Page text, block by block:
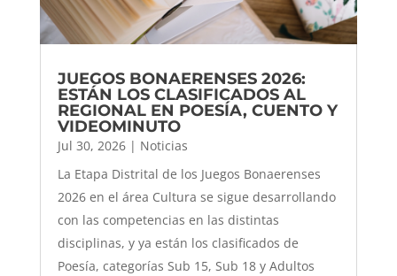
JUEGOS BONAERENSES 2026:
ESTÁN LOS CLASIFICADOS AL
REGIONAL EN POESÍA, CUENTO Y
VIDEOMINUTO
Jul 30, 2026| Noticias
La Etapa Distrital de los Juegos Bonaerenses
2026 en el área Cultura se sigue desarrollando
con las competencias en las distintas
disciplinas, y ya están los clasificados de
Poesía, categorías Sub 15, Sub 18 y Adultos